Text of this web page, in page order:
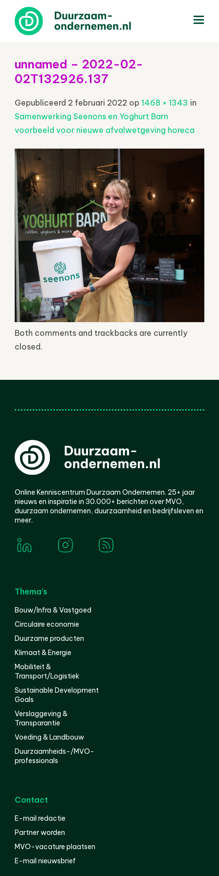
unnamed – 2022-02-
02T132926.137
Gepubliceerd 2 februari 2022 op 1468 × 1343 in
Samenwerking Seenons en Yoghurt Barn
voorbeeld voor nieuwe afvalwetgeving horeca
Both comments and trackbacks are currently
closed.
Online Kenniscentrum Duurzaam Ondernemen. 25+ jaar
nieuws en inspiratie in 30.000+ berichten over MVO,
duurzaam ondernemen, duurzaamheid en bedrijfsleven en
meer.
Thema’s
Bouw/Infra & Vastgoed
Circulaire economie
Duurzame producten
Klimaat & Energie
Mobiliteit &
Transport/Logistiek
Sustainable Development
Goals
Verslaggeving &
Transparantie
Voeding & Landbouw
Duurzaamheids-/MVO-
professionals
Contact
E-mail redactie
Partner worden
MVO-vacature plaatsen
E-mail nieuwsbrief